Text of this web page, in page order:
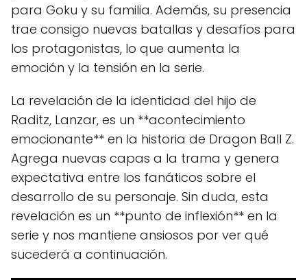
para Goku y su familia. Además, su presencia
trae consigo nuevas batallas y desafíos para
los protagonistas, lo que aumenta la
emoción y la tensión en la serie.
La revelación de la identidad del hijo de
Raditz, Lanzar, es un **acontecimiento
emocionante** en la historia de Dragon Ball Z.
Agrega nuevas capas a la trama y genera
expectativa entre los fanáticos sobre el
desarrollo de su personaje. Sin duda, esta
revelación es un **punto de inflexión** en la
serie y nos mantiene ansiosos por ver qué
sucederá a continuación.